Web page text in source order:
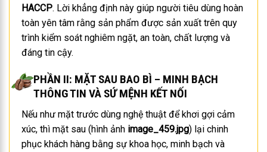
HACCP. Lời khẳng định này giúp người tiêu dùng hoàn
toàn yên tâm rằng sản phẩm được sản xuất trên quy
trình kiểm soát nghiêm ngặt, an toàn, chất lượng và
đáng tin cậy.
PHẦN II: MẶT SAU BAO BÌ – MINH BẠCH
THÔNG TIN VÀ SỨ MỆNH KẾT NỐI
Nếu như mặt trước dùng nghệ thuật để khơi gợi cảm
xúc, thì mặt sau (hình ảnh image_459.jpg) lại chinh
phục khách hàng bằng sự khoa học, minh bạch và